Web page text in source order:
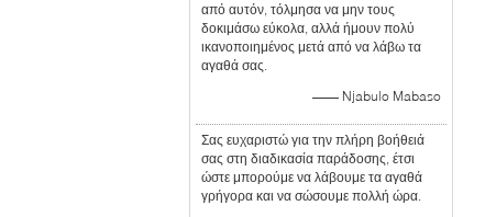
από αυτόν, τόλμησα να μην τους
δοκιμάσω εύκολα, αλλά ήμουν πολύ
ικανοποιημένος μετά από να λάβω τα
αγαθά σας.
—— Njabulo Mabaso
Σας ευχαριστώ για την πλήρη βοήθειά
σας στη διαδικασία παράδοσης, έτσι
ώστε μπορούμε να λάβουμε τα αγαθά
γρήγορα και να σώσουμε πολλή ώρα.